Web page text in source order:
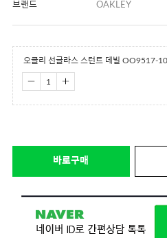
브랜드
OAKLEY
오클리 선글라스 스턴트 데빌 OO9517-
바로구매